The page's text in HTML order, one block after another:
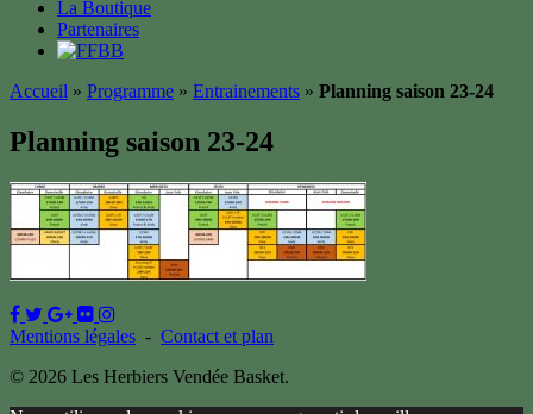
La Boutique
Partenaires
Accueil » Programme » Entrainements » Planning saison 23-24
Planning saison 23-24
Mentions légales - Contact et plan
© 2026 Les Herbiers Vendée Basket.